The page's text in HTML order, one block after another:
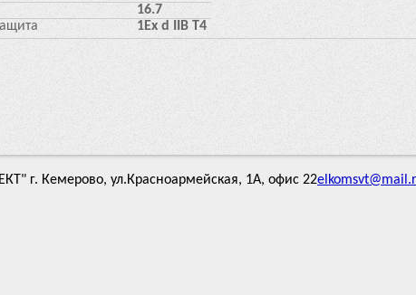
16.7
1Ex d IIB T4
г. Кемерово, ул.Красноармейская, 1А, офис 22